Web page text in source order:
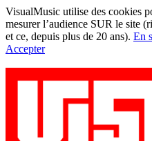
VisualMusic utilise des cookies
mesurer l’audience SUR le site
et ce, depuis plus de 20 ans). En
Accepter